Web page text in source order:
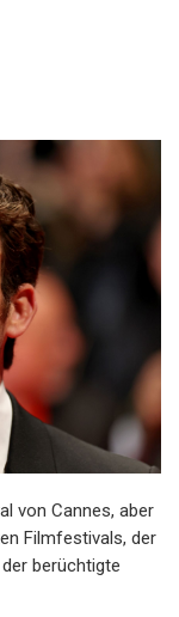
von Cannes, aber
Filmfestivals, der
berüchtigte